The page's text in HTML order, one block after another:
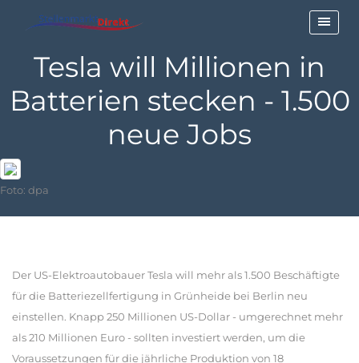
Tesla will Millionen in
Batterien stecken - 1.500
neue Jobs
Foto: dpa
Der US-Elektroautobauer Tesla will mehr als 1.500 Beschäftigte
für die Batteriezellfertigung in Grünheide bei Berlin neu
einstellen. Knapp 250 Millionen US-Dollar - umgerechnet mehr
als 210 Millionen Euro - sollten investiert werden, um die
Voraussetzungen für die jährliche Produktion von 18